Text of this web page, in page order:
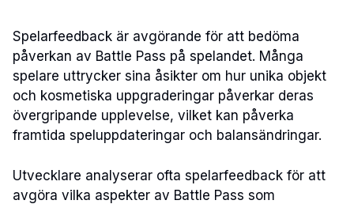
Spelarfeedback är avgörande för att bedöma
påverkan av Battle Pass på spelandet. Många
spelare uttrycker sina åsikter om hur unika objekt
och kosmetiska uppgraderingar påverkar deras
övergripande upplevelse, vilket kan påverka
framtida speluppdateringar och balansändringar.
Utvecklare analyserar ofta spelarfeedback för att
avgöra vilka aspekter av Battle Pass som